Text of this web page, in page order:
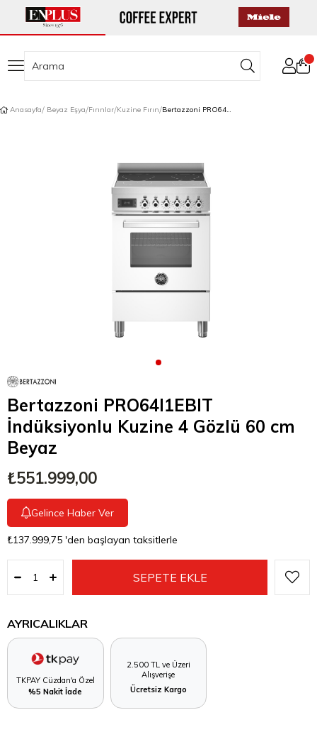
Anasayfa Beyaz Eşya Fırınlar Kuzine Fırın Bertazzoni PRO64I1EBIT İndüksiyonlu Kuzine 4 Gözlü 60 cm Beyaz
Bertazzoni PRO64I1EBIT
İndüksiyonlu Kuzine 4 Gözlü 60 cm
Beyaz
₺551.999,00
Gelince Haber Ver
₺137.999,75 'den başlayan taksitlerle
AYRICALIKLAR
TKPAY Cüzdan'a Özel
%5 Nakit İade
2.500 TL ve Üzeri
Alışverişe
Ücretsiz Kargo